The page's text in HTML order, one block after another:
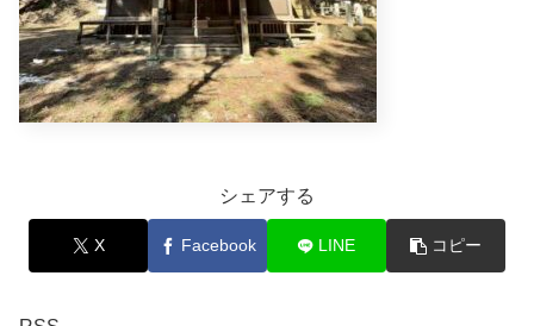
シェアする
X Facebook LINE コピー